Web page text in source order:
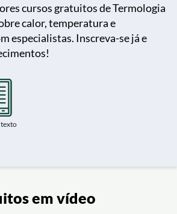
cursos gratuitos de Termologia
calor, temperatura e
especialistas. Inscreva-se já e
texto
em vídeo